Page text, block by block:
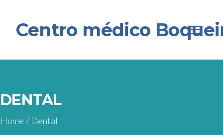
Centro médico
DENTAL
Home / Dental